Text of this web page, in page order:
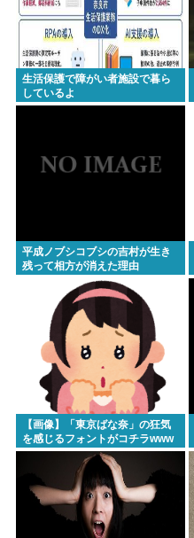
生活保護で障がい者施設で暮ら
しているよ
平成ノブシコブシの吉村が生き
残って相方が消えた理由
【画像】「東京ばな奈」の狂気
を感じるフォントがコチラwww